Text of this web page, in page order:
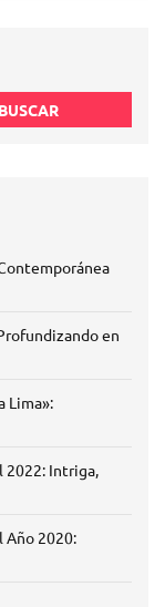
BUSCAR
en
Lima»:
2022: Intriga,
Año 2020: